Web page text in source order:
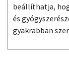
beállíthatja,
és
gyakrabban